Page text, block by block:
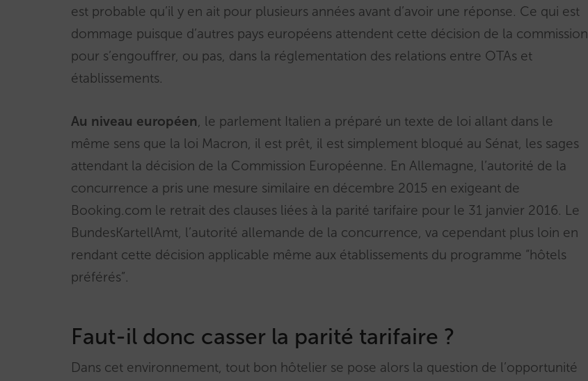
est probable qu’il y en ait pour plusieurs années avant d’avoir une réponse. Ce qui est
dommage puisque d’autres pays européens attendent cette décision de la commission
pour s’engouffrer, ou pas, dans la réglementation des relations entre OTAs et
établissements.
Au niveau européen, le parlement Italien a préparé un texte de loi allant dans le
même sens que la loi Macron, il est prêt, il est simplement bloqué au Sénat, les sages
attendant la décision de la Commission Européenne. En Allemagne, l’autorité de la
concurrence a pris une mesure similaire en décembre 2015 en exigeant de
Booking.com le retrait des clauses liées à la parité tarifaire pour le 31 janvier 2016. Le
BundesKartellAmt, l’autorité allemande de la concurrence, va cependant plus loin en
rendant cette décision applicable même aux établissements du programme “hôtels
préférés”.
Faut-il donc casser la parité tarifaire ?
Dans cet environnement, tout bon hôtelier se pose alors la question de l’opportunité